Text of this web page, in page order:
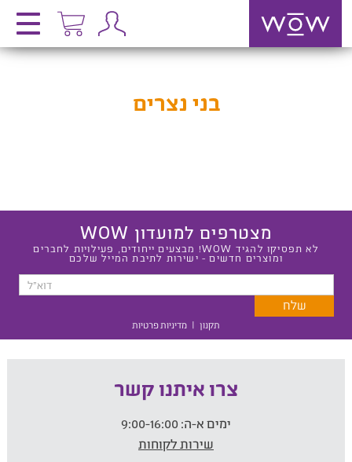
בני נצרים
מצטרפים למועדון WOW
לא תפסיקו להגיד WOW! מבצעים ייחודים, פעילויות לחברים
ומוצרים חדשים - ישירות לתיבת המייל שלכם
תקנון | מדיניות פרטיות
צרו איתנו קשר
ימים א-ה:
שירות לקוחות